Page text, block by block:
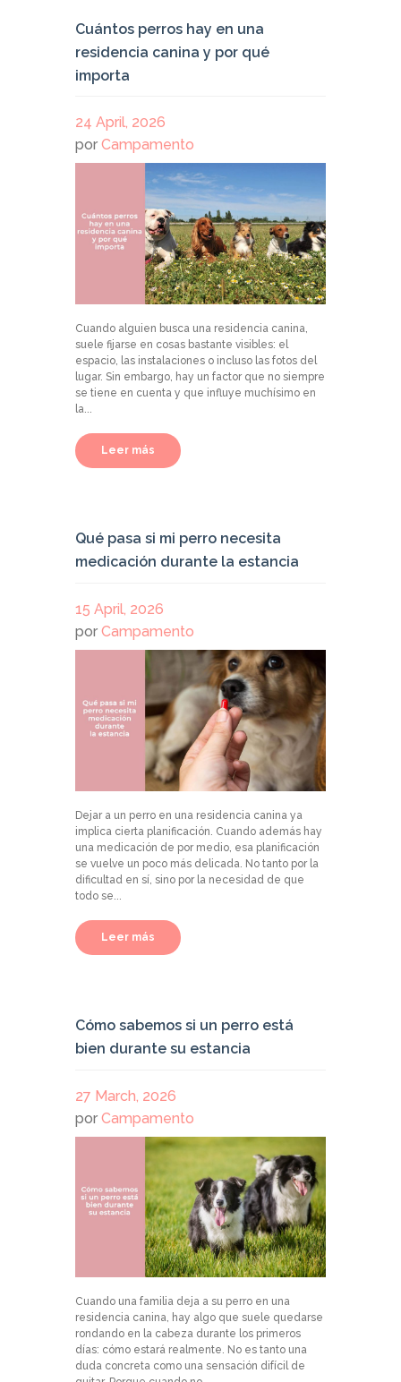
Cuántos perros hay en una
residencia canina y por qué
importa
24 April, 2026
por Campamento
Cuando alguien busca una residencia canina,
suele fijarse en cosas bastante visibles: el
espacio, las instalaciones o incluso las fotos del
lugar. Sin embargo, hay un factor que no siempre
se tiene en cuenta y que influye muchísimo en
la...
Leer más
Qué pasa si mi perro necesita
medicación durante la estancia
15 April, 2026
por Campamento
Dejar a un perro en una residencia canina ya
implica cierta planificación. Cuando además hay
una medicación de por medio, esa planificación
se vuelve un poco más delicada. No tanto por la
dificultad en sí, sino por la necesidad de que
todo se...
Leer más
Cómo sabemos si un perro está
bien durante su estancia
27 March, 2026
por Campamento
Cuando una familia deja a su perro en una
residencia canina, hay algo que suele quedarse
rondando en la cabeza durante los primeros
días: cómo estará realmente. No es tanto una
duda concreta como una sensación difícil de